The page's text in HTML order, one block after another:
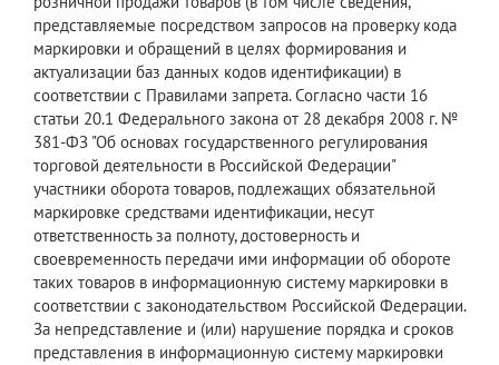
представляемые посредством запросов на проверку кода
маркировки и обращений в целях формирования и
актуализации баз данных кодов идентификации) в
соответствии с Правилами запрета. Согласно части 16
статьи 20.1 Федерального закона от 28 декабря 2008 г. №
381-ФЗ "Об основах государственного регулирования
торговой деятельности в Российской Федерации"
участники оборота товаров, подлежащих обязательной
маркировке средствами идентификации, несут
ответственность за полноту, достоверность и
своевременность передачи ими информации об обороте
таких товаров в информационную систему маркировки в
соответствии с законодательством Российской Федерации.
За непредставление и (или) нарушение порядка и сроков
представления в информационную систему маркировки